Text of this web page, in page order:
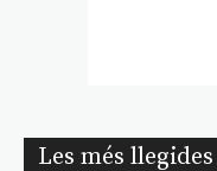
Les més llegides